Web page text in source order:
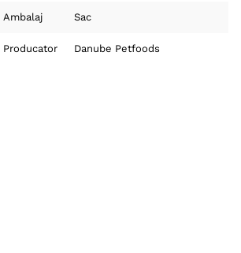
Ambalaj Sac
Producator Danube Petfoods